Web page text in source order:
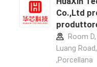
Co.,Ltd
Room
Luang
,Porcellana